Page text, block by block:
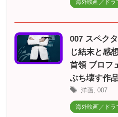
海外映画／ドラ
007 スペク
じ結末と感
首領 ブロフ
ぶち壊す作
洋画, 007
海外映画／ドラ